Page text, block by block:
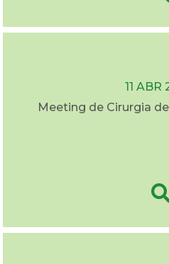
11 ABR
Meeting de Cirurgia